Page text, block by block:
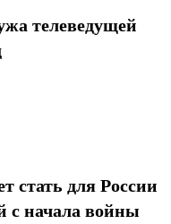
телеведущей
стать для России
с начала войны